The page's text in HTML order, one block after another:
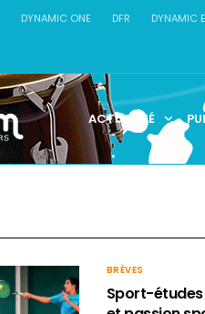
DYNAMIC ONE DFR DYNAMIC
ACTUALITÉ
BRÈVES
Sport-études